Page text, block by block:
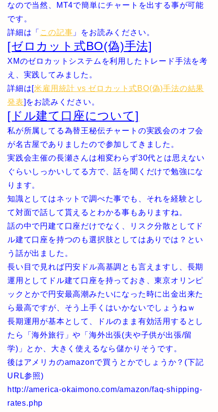
なので当然、MT4で簡単にチャートを出する事が可能
です。
詳細は「 この記事 」をお読みください。
[ゼロカット式BO(偽)手法]
XMのゼロカットシステムを利用したトレード手法を考
え、実践してみました。
詳細は[米雇用統計 vs ゼロカット式BO(偽)手法の結果
発表]をお読みください。
[ドル建て口座について]
私が所属してる為替王秘伝チャートの実践会のオフ会
が名古屋でありましたので参加してきました。
実践会主催の長瀬さんは相変わらず30代とは思えない
ぐらいしっかいしてる方で、話を聞くだけで勉強にな
ります。
知識としてはネットで調べた事でも、それを経験とし
て対面で話して貰えるとわかる事もありますね。
話の中で円建て口座だけでなく、リスク分散としてド
ル建て口座を持つのも選択肢としてはありでは？とい
う話が出ました。
長い目で見れば円安ドル高基調とも言えますし、長期
運用としてドル建て口座を持っておき、東京オリンピ
ックとかで円安最高潮みたいになった時に出金出来た
ら最高ですが、そう上手くはいかないでしょうねｗ
長期運用が基本として、ドルのまま有効活用するとし
たら「海外旅行」や「海外出張(夫や子供が出張/留
学)」とか、大きく使えるなら儲かりそうです。
後はアメリカのamazonで買うとかでしょうか？(下記
URL参照)
http://america-okaimono.com/amazon/faq-shipping-
rates.php